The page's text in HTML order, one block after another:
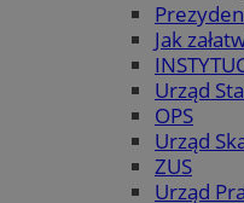
Jak
Urząd
OPS
Urząd
ZUS
Urząd